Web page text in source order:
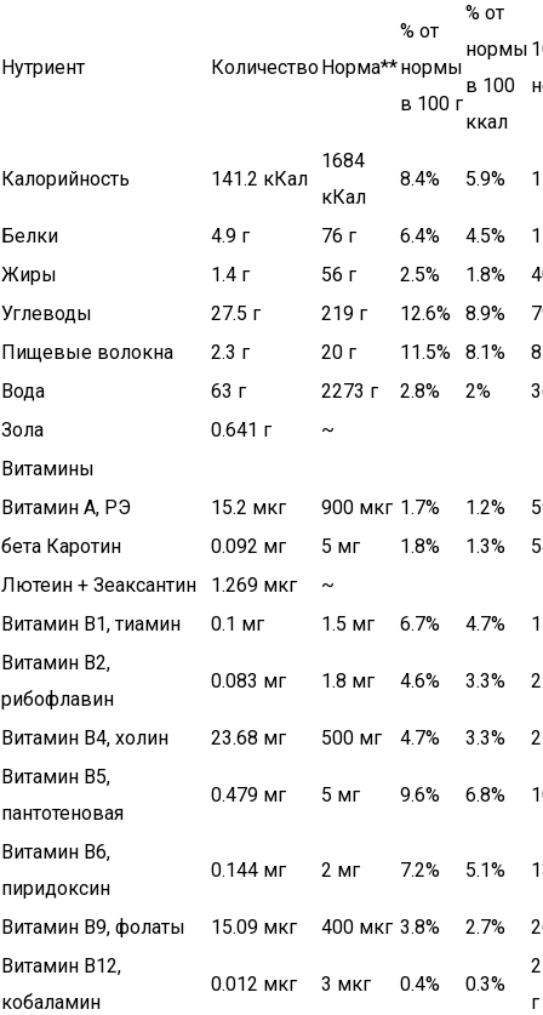
Нутриент КоличествоНорма**
% от
нормы
в 100 г
% от
нормы
в 100
ккал
Калорийность 141.2 кКал
1684
кКал
8.4% 5.9%
Белки 4.9 г 76 г 6.4% 4.5%
Жиры
1.4 г 56 г 2.5% 1.8%
Углеводы
27.5 г 219 г 12.6% 8.9%
Пищевые волокна
2.3 г 20 г 11.5% 8.1%
Вода
63 г 2273 г 2.8% 2%
Зола
0.641 г
~
Витамины
Витамин А, РЭ
15.2 мкг 900 мкг 1.7% 1.2%
бета Каротин
0.092 мг 5 мг 1.8% 1.3%
Лютеин + Зеаксантин
1.269 мкг
~
Витамин В1, тиамин
0.1 мг 1.5 мг 6.7% 4.7%
Витамин В2,
рибофлавин
0.083 мг 1.8 мг 4.6% 3.3%
Витамин В4, холин 23.68 мг 500 мг 4.7% 3.3%
Витамин В5,
пантотеновая
0.479 мг 5 мг 9.6% 6.8%
Витамин В6,
пиридоксин
0.144 мг 2 мг 7.2% 5.1%
Витамин В9, фолаты 15.09 мкг 400 мкг 3.8% 2.7%
Витамин В12,
кобаламин
0.012 мкг 3 мкг 0.4% 0.3%
г